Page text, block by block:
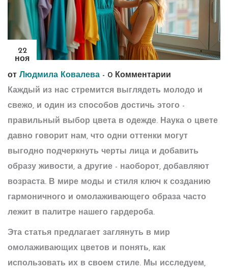
22
ноя
от Людмила Ковалева - 0 Комментарии
Каждый из нас стремится выглядеть молодо и
свежо, и один из способов достичь этого -
правильный выбор цвета в одежде. Наука о цвете
давно говорит нам, что одни оттенки могут
выгодно подчеркнуть черты лица и добавить
образу живости, а другие - наоборот, добавляют
возраста. В мире моды и стиля ключ к созданию
гармоничного и омолаживающего образа часто
лежит в палитре нашего гардероба.
Эта статья предлагает заглянуть в мир
омолаживающих цветов и понять, как
использовать их в своем стиле. Мы исследуем,